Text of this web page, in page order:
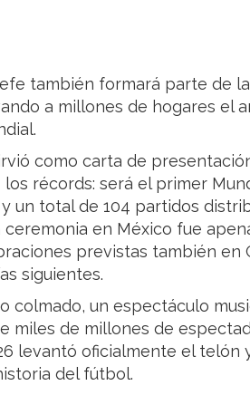
también formará parte de
a millones de hogares el
como carta de
récords: será el primer
un total de 104 partidos
ceremonia en México fue
previstas también en
siguientes.
colmado, un espectáculo
miles de millones de
levantó oficialmente el telón
del fútbol.